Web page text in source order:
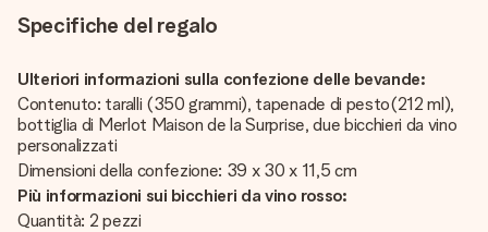
Specifiche del regalo
Ulteriori informazioni sulla confezione delle bevande:
Contenuto: taralli (350 grammi), tapenade di pesto(212 ml),
bottiglia di Merlot Maison de la Surprise, due bicchieri da vino
personalizzati
Dimensioni della confezione: 39 x 30 x 11,5 cm
Più informazioni sui bicchieri da vino rosso:
Quantità: 2 pezzi